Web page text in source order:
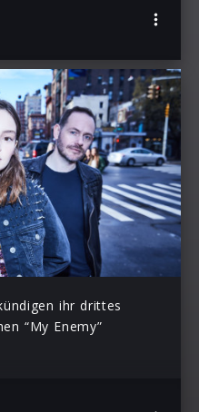
ihr drittes
“My Enemy”